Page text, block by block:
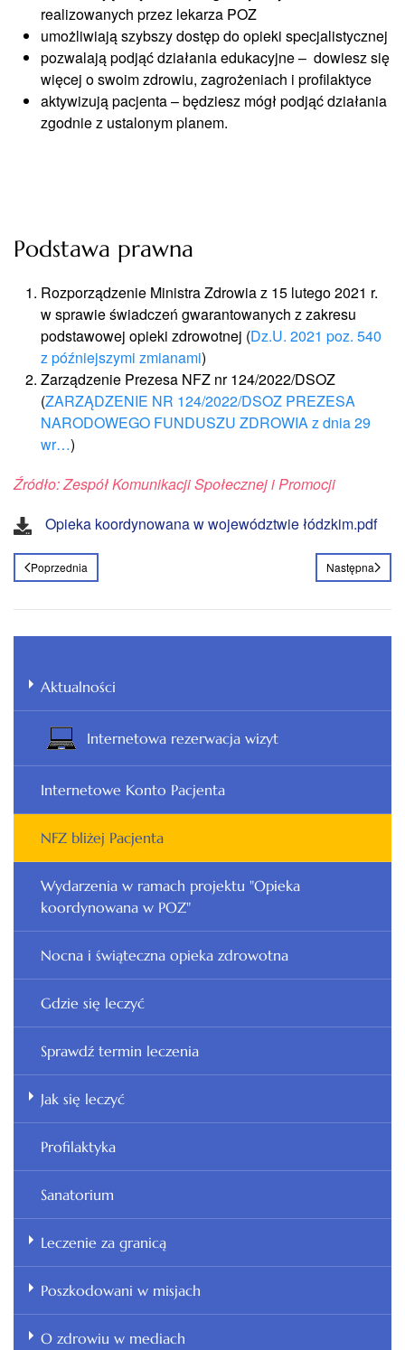
realizowanych przez lekarza POZ
umożliwiają szybszy dostęp do opieki specjalistycznej
pozwalają podjąć działania edukacyjne – dowiesz się
więcej o swoim zdrowiu, zagrożeniach i profilaktyce
aktywizują pacjenta – będziesz mógł podjąć działania
zgodnie z ustalonym planem.
Podstawa prawna
Rozporządzenie Ministra Zdrowia z 15 lutego 2021 r.
w sprawie świadczeń gwarantowanych z zakresu
podstawowej opieki zdrowotnej (Dz.U. 2021 poz. 540
z późniejszymi zmianami)
Zarządzenie Prezesa NFZ nr 124/2022/DSOZ
(ZARZĄDZENIE NR 124/2022/DSOZ PREZESA
NARODOWEGO FUNDUSZU ZDROWIA z dnia 29
wr…)
Źródło: Zespół Komunikacji Społecznej i Promocji
Opieka koordynowana w województwie łódzkim.pdf
Poprzednia Następna
Aktualności
Internetowa rezerwacja wizyt
Internetowe Konto Pacjenta
NFZ bliżej Pacjenta
Wydarzenia w ramach projektu "Opieka
koordynowana w POZ"
Nocna i świąteczna opieka zdrowotna
Gdzie się leczyć
Sprawdź termin leczenia
Jak się leczyć
Profilaktyka
Sanatorium
Leczenie za granicą
Poszkodowani w misjach
O zdrowiu w mediach